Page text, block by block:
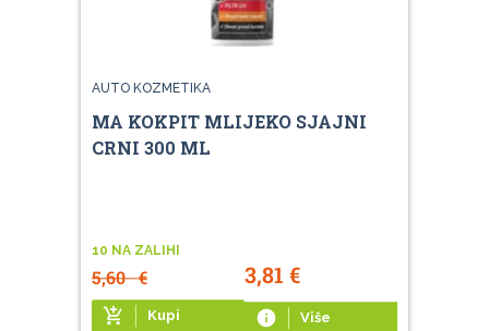
AUTO KOZMETIKA
MA KOKPIT MLIJEKO SJAJNI
CRNI 300 ML
10 NA ZALIHI
5,60€ 3,81€
add_shopping_cart Kupi info Više